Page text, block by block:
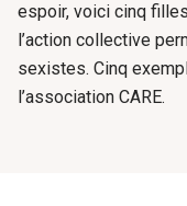
espoir, voici cinq
l’action collective
sexistes. Cinq
l’association CARE.